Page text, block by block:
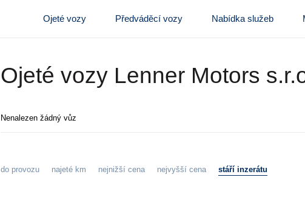
Ojeté vozy Předváděcí vozy Nabídka služeb
Ojeté vozy Lenner Motors
Nenalezen žádný vůz
do provozu najeté km nejnižší cena nejvyšší cena stáří inzerátu